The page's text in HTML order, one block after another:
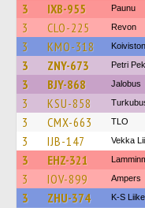
3 IXB-955 Paunu
3 CLO-225 Revon
3 KMO-318
3 ZNY-673 Petri
3 BJY-868 Jalobus
3 KSU-858
3 CMX-663 TLO
3 IJB-147 Vekka
3 EHZ-321
3 IOV-899 Ampers
3 ZHU-374 K-S